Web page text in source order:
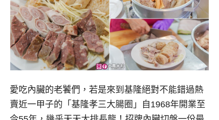
愛吃內臟的老饕們，若是來到基隆絕對不能錯過熱
賣近一甲子的「基隆孝三大腸圈」自1968年開業至